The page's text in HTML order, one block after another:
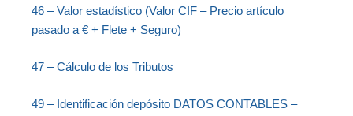
46 – Valor estadístico (Valor CIF – Precio artículo
pasado a € + Flete + Seguro)
47 – Cálculo de los Tributos
49 – Identificación depósito DATOS CONTABLES –